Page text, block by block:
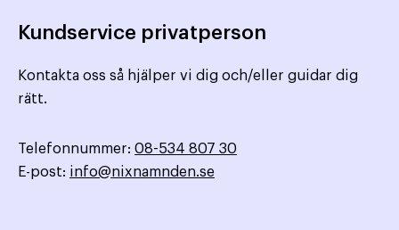
Kundservice privatperson
Kontakta oss så hjälper vi dig och/eller guidar dig
rätt.
Telefonnummer: 08-534 807 30
E-post: info@nixnamnden.se